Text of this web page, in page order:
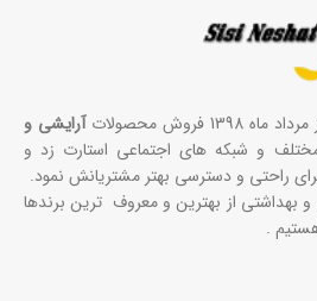
1398 فروش محصولات
آرایشی و
و شبکه های اجتماعی استارت زد و
راحتی و دسترسی بهتر مشتریانش نمود.
بهداشتی از بهترین و معروف ترین برندها
.